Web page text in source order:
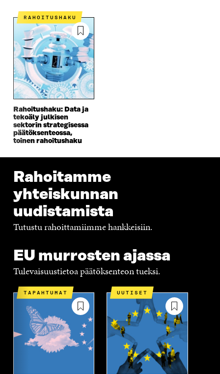
RAHOITUSHAKU
Rahoitushaku: Data ja
tekoäly julkisen
sektorin strategisessa
päätöksenteossa,
toinen rahoitushaku
Rahoitamme
yhteiskunnan
uudistamista
Tutustu rahoittamiimme hankkeisiin.
EU murrosten ajassa
Tulevaisuustietoa päätöksenteon tueksi.
TAPAHTUMAT UUTISET